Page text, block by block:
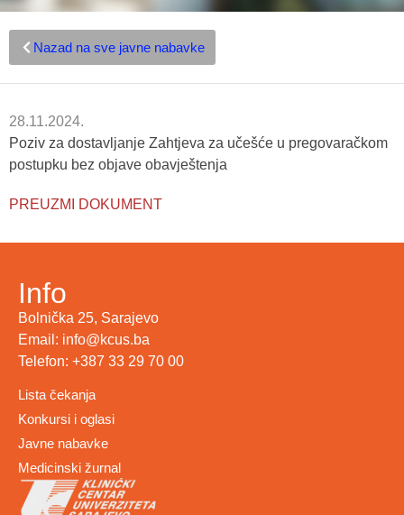
Nazad na sve javne nabavke
28.11.2024.
Poziv za dostavljanje Zahtjeva za učešće u pregovaračkom
postupku bez objave obavještenja
PREUZMI DOKUMENT
Info
Bolnička 25, Sarajevo
Email: info@kcus.ba
Telefon: +387 33 29 70 00
Lista čekanja
Konkursi i oglasi
Javne nabavke
Medicinski žurnal